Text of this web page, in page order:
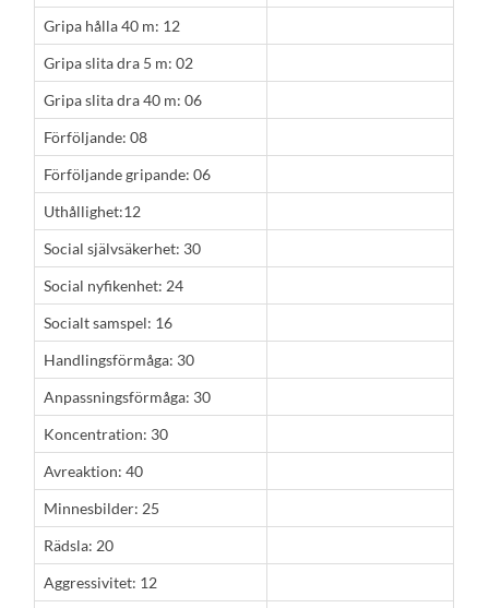
Gripa hålla 40 m: 12
Gripa slita dra 5 m: 02
Gripa slita dra 40 m: 06
Förföljande: 08
Förföljande gripande: 06
Uthållighet:12
Social självsäkerhet: 30
Social nyfikenhet: 24
Socialt samspel: 16
Handlingsförmåga: 30
Anpassningsförmåga: 30
Koncentration: 30
Avreaktion: 40
Minnesbilder: 25
Rädsla: 20
Aggressivitet: 12